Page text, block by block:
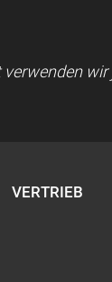
VERTRIEB